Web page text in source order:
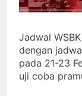
Jadwal
dengan
pada 21-23
uji coba